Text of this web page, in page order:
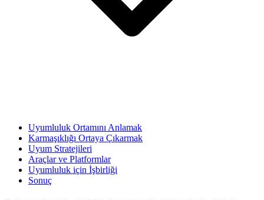
Uyumluluk Ortamını Anlamak
Karmaşıklığı Ortaya Çıkarmak
Uyum Stratejileri
Araçlar ve Platformlar
Uyumluluk için İşbirliği
Sonuç